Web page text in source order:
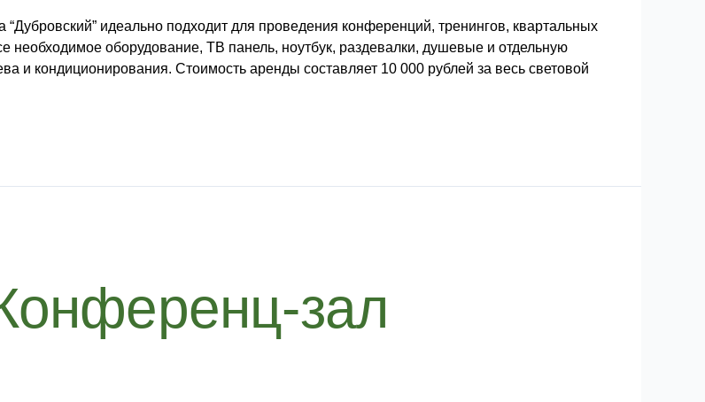
идеально подходит для проведения конференций, тренингов, квартальных
необходимое оборудование, ТВ панель, ноутбук, раздевалки, душевые и отдельную
и кондиционирования. Стоимость аренды составляет 10 000 рублей за весь световой
зал